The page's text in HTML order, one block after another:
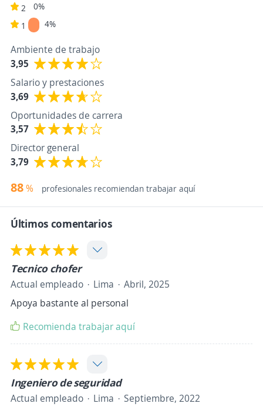
2
0%
1
4%
Ambiente de trabajo
3,95
Salario y prestaciones
3,69
Oportunidades de carrera
3,57
Director general
3,79
88% profesionales recomiendan trabajar aquí
Últimos comentarios
Tecnico chofer
Actual empleado Lima
Abril, 2025
Apoya bastante al personal
Recomienda trabajar aquí
Ingeniero de seguridad
Actual empleado Lima
Septiembre, 2022